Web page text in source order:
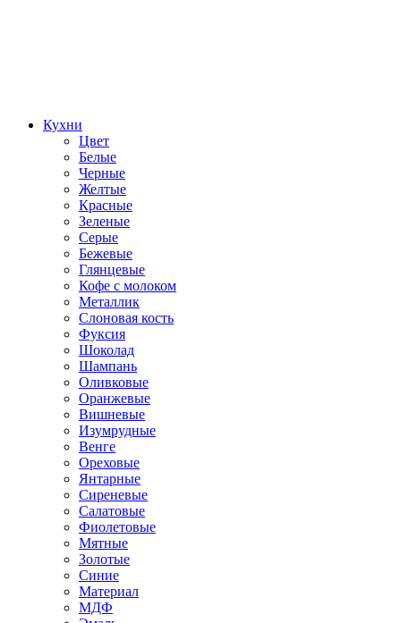
Кухни
Цвет
Белые
Черные
Желтые
Красные
Зеленые
Серые
Бежевые
Глянцевые
Кофе с молоком
Металлик
Слоновая кость
Фуксия
Шоколад
Шампань
Оливковые
Оранжевые
Вишневые
Изумрудные
Венге
Ореховые
Янтарные
Сиреневые
Салатовые
Фиолетовые
Мятные
Золотые
Синие
Материал
МДФ